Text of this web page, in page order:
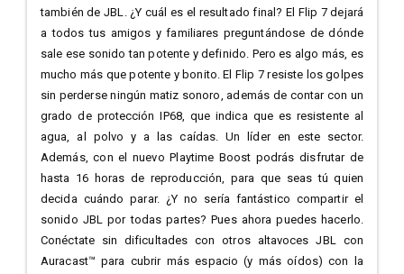
también de JBL. ¿Y cuál es el resultado final? El Flip 7 dejará
a todos tus amigos y familiares preguntándose de dónde
sale ese sonido tan potente y definido. Pero es algo más, es
mucho más que potente y bonito. El Flip 7 resiste los golpes
sin perderse ningún matiz sonoro, además de contar con un
grado de protección IP68, que indica que es resistente al
agua, al polvo y a las caídas. Un líder en este sector.
Además, con el nuevo Playtime Boost podrás disfrutar de
hasta 16 horas de reproducción, para que seas tú quien
decida cuándo parar. ¿Y no sería fantástico compartir el
sonido JBL por todas partes? Pues ahora puedes hacerlo.
Conéctate sin dificultades con otros altavoces JBL con
Auracast™ para cubrir más espacio (y más oídos) con la